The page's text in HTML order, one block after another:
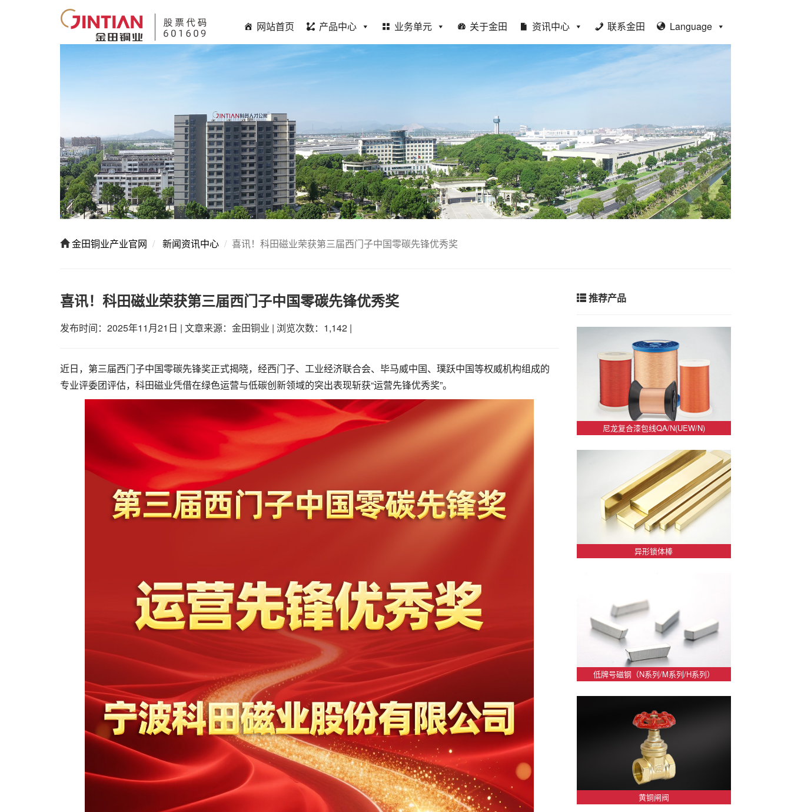
网站首页 产品中心 业务单元 关于金田 资讯中心 联系金田 Language
金田铜业产业官网 新闻资讯中心 喜讯！科田磁业荣获第三届西门子中国零碳先锋优秀奖
喜讯！科田磁业荣获第三届西门子中国零碳先锋优秀奖
发布时间：2025年11月21日 | 文章来源：金田铜业 | 浏览次数：1,142 |
近日，第三届西门子中国零碳先锋奖正式揭晓，经西门子、工业经济联合会、毕马威中国、璞跃中国等权威机构组成的
专业评委团评估，科田磁业凭借在绿色运营与低碳创新领域的突出表现斩获“运营先锋优秀奖”。
推荐产品
尼龙复合漆包线QA/N(UEW/N)
异形锁体棒
低牌号磁钢（N系列/M系列/H系列）
黄铜闸阀